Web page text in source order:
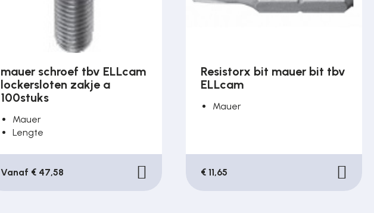
mauer schroef tbv ELLcam
lockersloten zakje a
100stuks
Mauer
Lengte
Vanaf € 47,58
Resistorx bit mauer bit tbv
ELLcam
Mauer
€ 11,65